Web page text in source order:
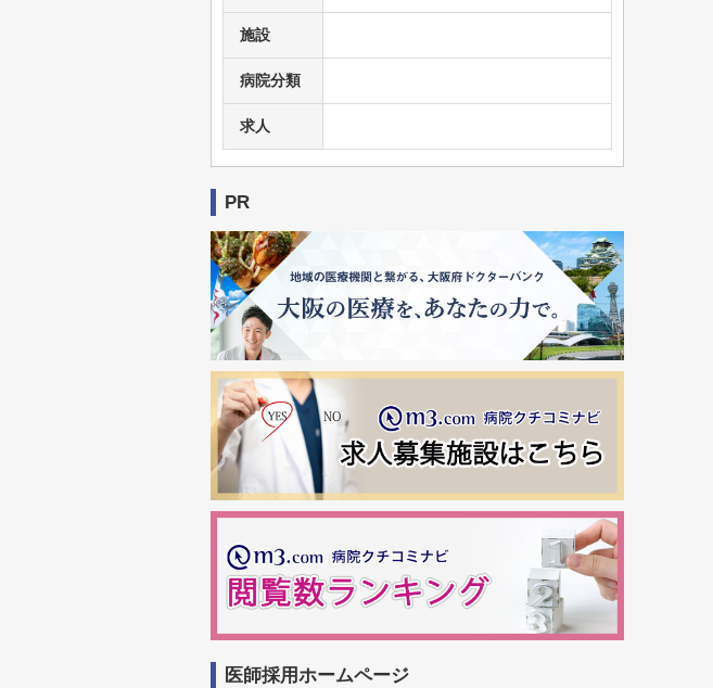
施設
病院分類
求人
PR
医師採用ホームページ